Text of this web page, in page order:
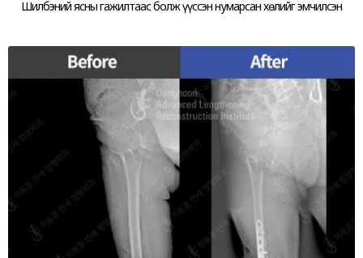
Шилбэний ясны гажилтаас болж үүссэн нумарсан хөлийг эмчилсэн